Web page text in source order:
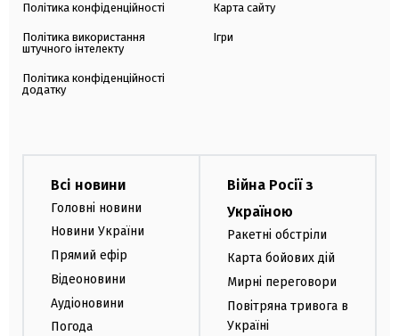
Політика конфіденційності
Політика використання
штучного інтелекту
Політика конфіденційності
додатку
Карта сайту
Ігри
Всі новини
Головні новини
Новини України
Прямий ефір
Відеоновини
Аудіоновини
Погода
Війна Росії з
Україною
Ракетні обстріли
Карта бойових дій
Мирні переговори
Повітряна тривога в
Україні